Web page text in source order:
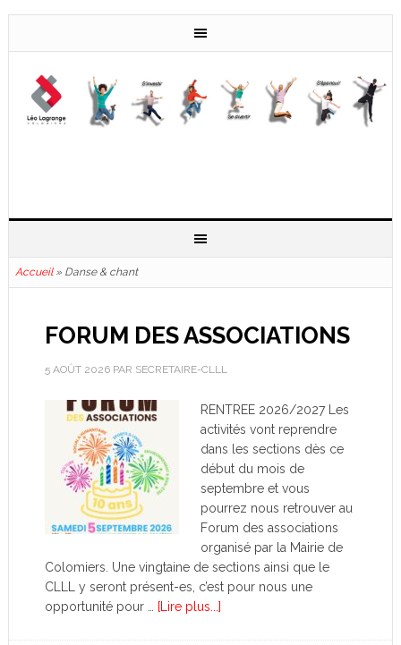
Accueil» Danse & chant
FORUM DES ASSOCIATIONS
5 AOÛT 2026PAR SECRETAIRE-CLLL
RENTREE 2026/2027 Les
activités vont reprendre
dans les sections dès ce
début du mois de
septembre et vous
pourrez nous retrouver au
Forum des associations
organisé par la Mairie de
Colomiers. Une vingtaine de sections ainsi que le
CLLL y seront présent-es, c’est pour nous une
opportunité pour …
[Lire plus...]